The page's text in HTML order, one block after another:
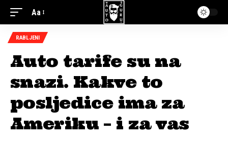
Aa
RABLJENI
Auto tarife su na
snazi. Kakve to
posljedice ima za
Ameriku – i za vas